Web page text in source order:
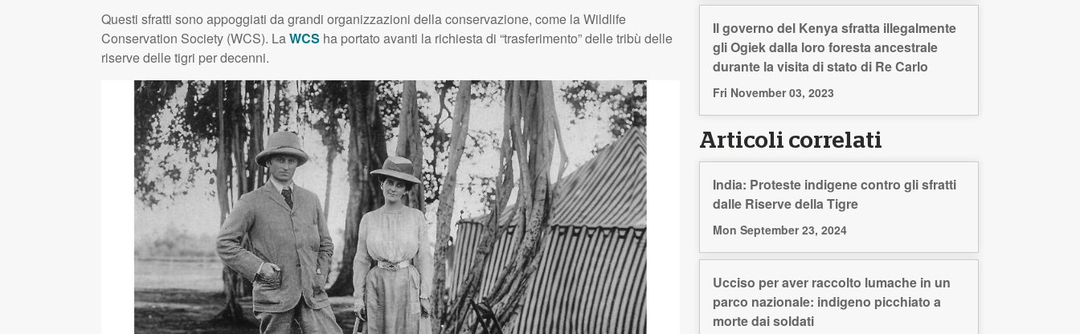
Questi sfratti sono appoggiati da grandi organizzazioni della conservazione, come la Wildlife
Conservation Society (WCS). LaWCS ha portato avanti la richiesta di “trasferimento” delle tribù delle
riserve delle tigri per decenni.
Il governo del Kenya sfratta illegalmente
gli Ogiek dalla loro foresta ancestrale
durante la visita di stato di Re Carlo
Fri November 03, 2023
Articoli correlati
India: Proteste indigene contro gli sfratti
dalle Riserve della Tigre
Mon September 23, 2024
Ucciso per aver raccolto lumache in un
parco nazionale: indigeno picchiato a
morte dai soldati